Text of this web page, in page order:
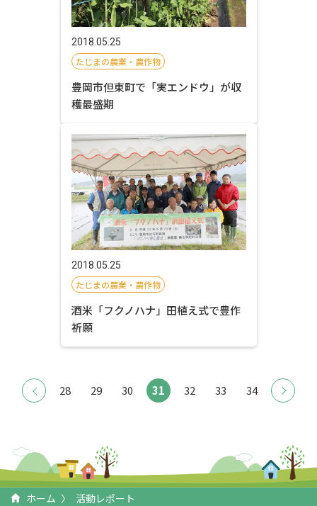
2018.05.25
たじまの農業・農作物
豊岡市但東町で「実エンドウ」が収
穫最盛期
2018.05.25
たじまの農業・農作物
酒米「フクノハナ」田植え式で豊作
祈願
28 29 30 31 32 33 34
ホーム 活動レポート